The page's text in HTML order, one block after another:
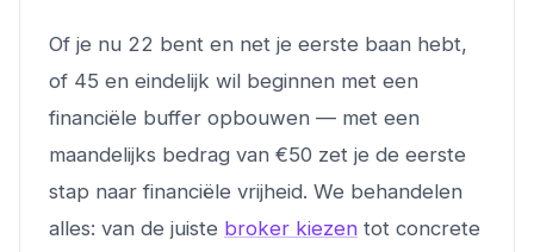
Of je nu 22 bent en net je eerste baan hebt,
of 45 en eindelijk wil beginnen met een
financiële buffer opbouwen — met een
maandelijks bedrag van €50 zet je de eerste
stap naar financiële vrijheid. We behandelen
alles: van de juiste broker kiezen tot concrete